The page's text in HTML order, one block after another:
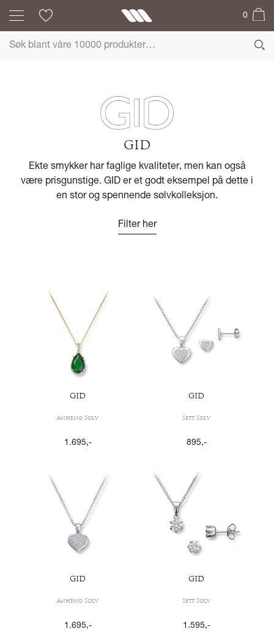
0
GID
Ekte smykker har faglige kvaliteter, men kan også
være prisgunstige. GID er et godt eksempel på dette i
en stor og spennende sølvkolleksjon.
Filter her
GID
Anheng Sølv
1.695,-
GID
Sett Sølv
895,-
GID
Anheng Sølv
1.695,-
GID
Sett Sølv
1.595,-